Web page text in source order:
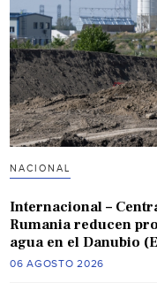
NACIONAL
Internacional –
Rumania reducen
agua en el Danubio
06 AGOSTO 2026